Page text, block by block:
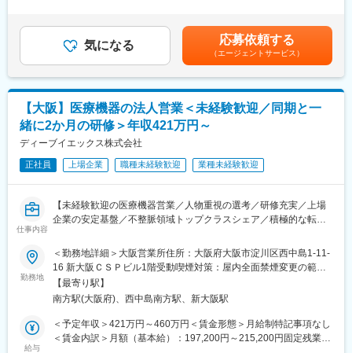
などを併設した大型介護付き有料老人ホームを展開。
変更の範囲：会社の定める業務
す。
・工事金額…数十万～4億程度と幅広い案件となりますが、新設よ
りも改修案件の割合が高いです。
・同社は医療商社内の専門技術チームとして、医療機器・設備・
建築を横断する知識を持つ技術者が在籍。病院の理事長・院長・
事務長と直接やり取りする案件が多く、発注者に近い立場で業務
を進められます。
業務をお任せしますが、ご経験を積んでいただき、複数の分野で
の施工監理を担当いただく事を想定しております。
■教育体制
・OJTを中心に医療法規・設備基準・特殊施工などの専門知識を
士・施工管理技士などの取得を積極サポートします。
■本ポジションの魅力・やりがい
・MRI室の電磁対策や病室の酸素アウトレット設置など一般建築
成を見届ける達成感は大きく、「いのちを守る人を支える環境づ
くり」に直接貢献できます。
の金額であり、選考を通じて上下する可能性があります。月給(月
額)は固定手当を含めた表記です。
気になる 応募依頼する
（エージェントサービス）
【大阪】医療機器の法人営業＜未経験歓迎／同期と一
緒に2か月の研修＞年収421万円～
ディーブイエックス株式会社
正社員 上場企業 職種未経験歓迎 業種未経験歓迎
仕事内容
【未経験歓迎の医療機器営業／人物重視の選考／研修充実／上場
企業の安定基盤／不整脈領域トップクラスシェア／積極的な転勤
【業務概要】
大病院の医師・看護師・コメディカル・購買担当等の方々へ、 主
に不整脈治療に用いられる医療製品の営業を行います。製品説明
だけでなく物品の管理や手術の立会いなど、総合的に医療現場を
支援するポジションです。
【具体的な仕事内容】
勤務地
＜勤務地詳細＞大阪営業所住所：大阪府大阪市淀川区西中島1-11-
16 新大阪ＣＳＰビル1階受動喫煙対策：屋内全面禁煙変更の範
囲：会社の定める事業所
【最寄り駅】
南方駅(大阪府)、西中島南方駅、新大阪駅
給与
＜予定年収＞421万円～460万円＜賃金形態＞月給制特記事項なし
＜賃金内訳＞月額（基本給）：197,200円～215,200円固定残業手